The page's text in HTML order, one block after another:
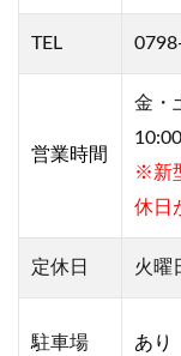
TEL
営業時間
金・
※新
休日
定休日 火曜
駐車場 あり